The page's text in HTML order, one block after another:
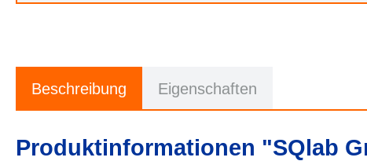
Beschreibung Eigenschaften
Produktinformationen "SQlab